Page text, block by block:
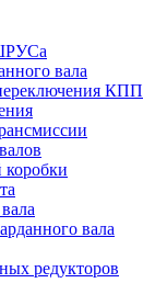
вала
КПП
коробки
вала
редукторов